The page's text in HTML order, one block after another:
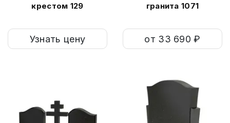
крестом 129
Узнать цену
гранита 1071
от 33 690 ₽